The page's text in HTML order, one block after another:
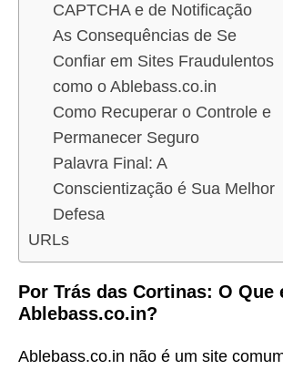
CAPTCHA e de Notificação
As Consequências de Se
Confiar em Sites Fraudulentos
como o Ablebass.co.in
Como Recuperar o Controle e
Permanecer Seguro
Palavra Final: A
Conscientização é Sua Melhor
Defesa
URLs
Por Trás das Cortinas: O Que
Ablebass.co.in?
Ablebass.co.in não é um site